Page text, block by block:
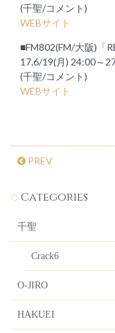
(千聖/コメント)
WEBサイト
■FM802(FM/大阪)「
17.6/19(月) 24:00～
(千聖/コメント)
WEBサイト
PREV
Categories
千聖
Crack6
O-JIRO
HAKUEI